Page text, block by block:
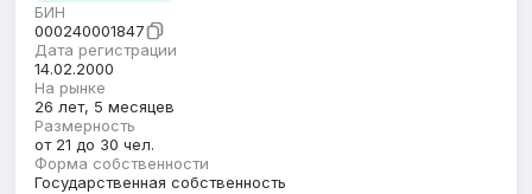
БИН
000240001847
Дата регистрации
14.02.2000
На рынке
26 лет, 5 месяцев
Размерность
от 21 до 30 чел.
Форма собственности
Государственная собственность